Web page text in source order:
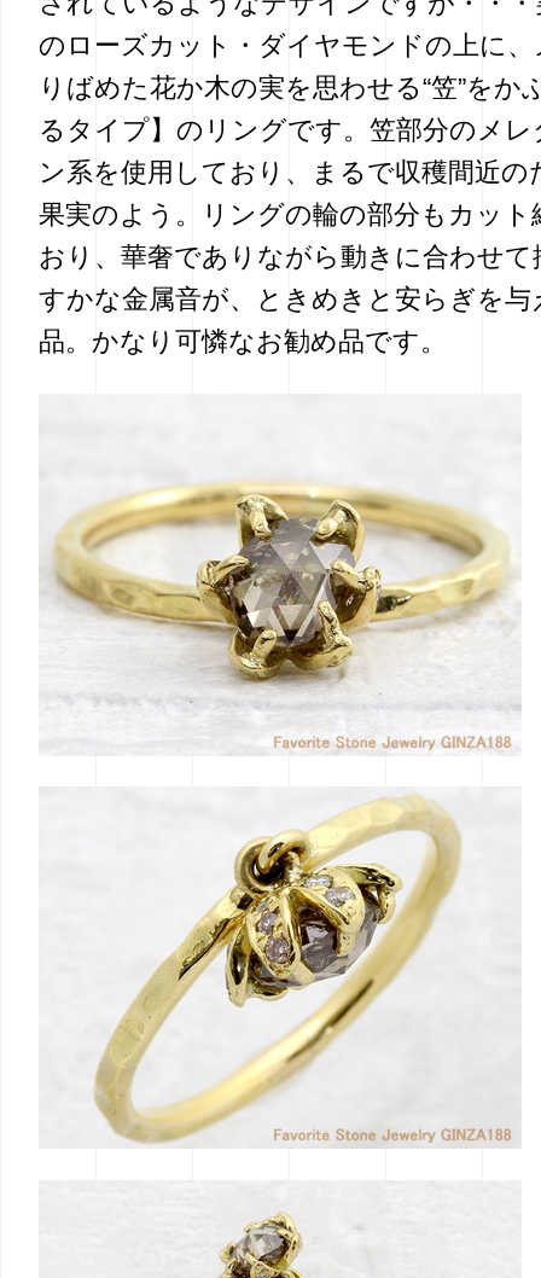
のローズカット・ダイヤモンドの上に
りばめた花か木の実を思わせる“笠”をか
るタイプ】のリングです。笠部分のメ
ン系を使用しており、まるで収穫間近
果実のよう。リングの輪の部分もカット
おり、華奢でありながら動きに合わせ
すかな金属音が、ときめきと安らぎを
品。かなり可憐なお勧め品です。